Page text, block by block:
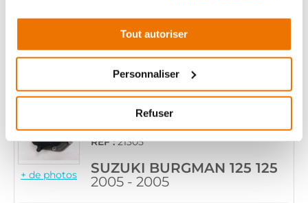
Tout autoriser
Personnaliser
Refuser
Informations sur le véhicule
49,90 € TTC Ajouter au panier
+ de photos
ETRIER FREIN AVANT
RÉF :21305
SUZUKI BURGMAN 125 125
2005 - 2005